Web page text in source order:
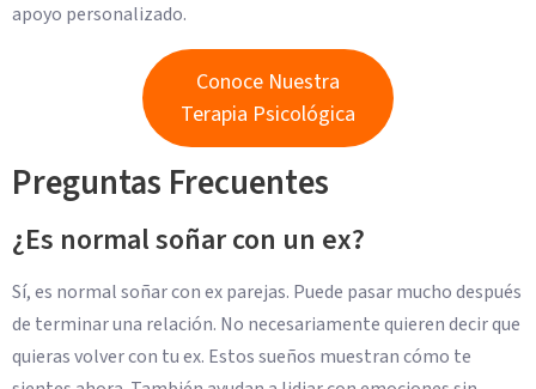
apoyo personalizado.
Conoce Nuestra
Terapia Psicológica
Preguntas Frecuentes
¿Es normal soñar con un ex?
Sí, es normal soñar con ex parejas. Puede pasar mucho después
de terminar una relación. No necesariamente quieren decir que
quieras volver con tu ex. Estos sueños muestran cómo te